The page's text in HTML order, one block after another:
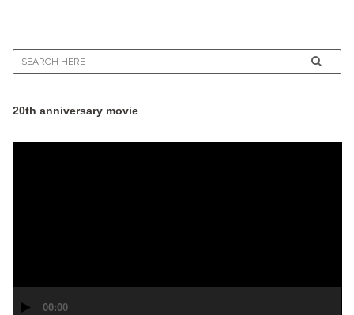
20th anniversary movie
00:00